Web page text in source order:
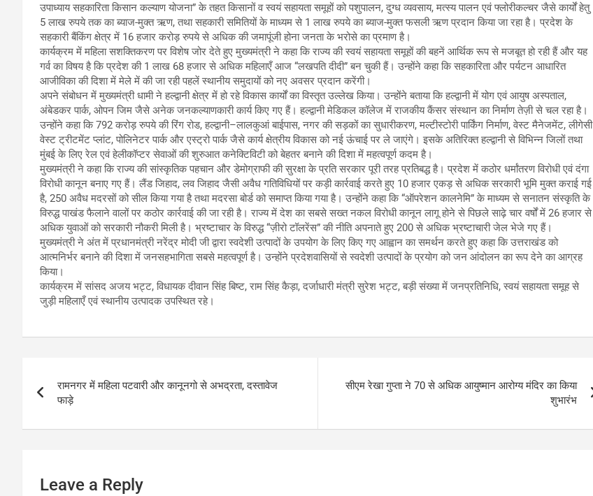
उपाध्याय सहकारिता किसान कल्याण योजना” के तहत किसानों व स्वयं सहायता समूहों को पशुपालन, दुग्ध व्यवसाय, मत्स्य पालन एवं फ्लोरीकल्चर जैसे कार्यों हेतु
5 लाख रुपये तक का ब्याज-मुक्त ऋण, तथा सहकारी समितियों के माध्यम से 1 लाख रुपये का ब्याज-मुक्त फसली ऋण प्रदान किया जा रहा है। प्रदेश के
सहकारी बैंकिंग क्षेत्र में 16 हजार करोड़ रुपये से अधिक की जमापूंजी होना जनता के भरोसे का प्रमाण है।
कार्यक्रम में महिला सशक्तिकरण पर विशेष जोर देते हुए मुख्यमंत्री ने कहा कि राज्य की स्वयं सहायता समूहों की बहनें आर्थिक रूप से मजबूत हो रही हैं और यह
गर्व का विषय है कि प्रदेश की 1 लाख 68 हजार से अधिक महिलाएँ आज “लखपति दीदी” बन चुकी हैं। उन्होंने कहा कि सहकारिता और पर्यटन आधारित
आजीविका की दिशा में मेले में की जा रही पहलें स्थानीय समुदायों को नए अवसर प्रदान करेंगी।
अपने संबोधन में मुख्यमंत्री धामी ने हल्द्वानी क्षेत्र में हो रहे विकास कार्यों का विस्तृत उल्लेख किया। उन्होंने बताया कि हल्द्वानी में योग एवं आयुष अस्पताल,
अंबेडकर पार्क, ओपन जिम जैसे अनेक जनकल्याणकारी कार्य किए गए हैं। हल्द्वानी मेडिकल कॉलेज में राजकीय कैंसर संस्थान का निर्माण तेज़ी से चल रहा है।
उन्होंने कहा कि 792 करोड़ रुपये की रिंग रोड, हल्द्वानी–लालकुआं बाईपास, नगर की सड़कों का सुधारीकरण, मल्टीस्टोरी पार्किंग निर्माण, वेस्ट मैनेजमेंट, लीगेसी
वेस्ट ट्रीटमेंट प्लांट, पोलिनेटर पार्क और एस्ट्रो पार्क जैसे कार्य क्षेत्रीय विकास को नई ऊंचाई पर ले जाएंगे। इसके अतिरिक्त हल्द्वानी से विभिन्न जिलों तथा
मुंबई के लिए रेल एवं हेलीकॉप्टर सेवाओं की शुरुआत कनेक्टिविटी को बेहतर बनाने की दिशा में महत्वपूर्ण कदम है।
मुख्यमंत्री ने कहा कि राज्य की सांस्कृतिक पहचान और डेमोग्राफी की सुरक्षा के प्रति सरकार पूरी तरह प्रतिबद्ध है। प्रदेश में कठोर धर्मांतरण विरोधी एवं दंगा
विरोधी कानून बनाए गए हैं। लैंड जिहाद, लव जिहाद जैसी अवैध गतिविधियों पर कड़ी कार्रवाई करते हुए 10 हजार एकड़ से अधिक सरकारी भूमि मुक्त कराई गई
है, 250 अवैध मदरसों को सील किया गया है तथा मदरसा बोर्ड को समाप्त किया गया है। उन्होंने कहा कि “ऑपरेशन कालनेमि” के माध्यम से सनातन संस्कृति के
विरुद्ध पाखंड फैलाने वालों पर कठोर कार्रवाई की जा रही है। राज्य में देश का सबसे सख्त नकल विरोधी कानून लागू होने से पिछले साढ़े चार वर्षों में 26 हजार से
अधिक युवाओं को सरकारी नौकरी मिली है। भ्रष्टाचार के विरुद्ध “ज़ीरो टॉलरेंस” की नीति अपनाते हुए 200 से अधिक भ्रष्टाचारी जेल भेजे गए हैं।
मुख्यमंत्री ने अंत में प्रधानमंत्री नरेंद्र मोदी जी द्वारा स्वदेशी उत्पादों के उपयोग के लिए किए गए आह्वान का समर्थन करते हुए कहा कि उत्तराखंड को
आत्मनिर्भर बनाने की दिशा में जनसहभागिता सबसे महत्वपूर्ण है। उन्होंने प्रदेशवासियों से स्वदेशी उत्पादों के प्रयोग को जन आंदोलन का रूप देने का आग्रह
किया।
कार्यक्रम में सांसद अजय भट्ट, विधायक दीवान सिंह बिष्ट, राम सिंह कैड़ा, दर्जाधारी मंत्री सुरेश भट्ट, बड़ी संख्या में जनप्रतिनिधि, स्वयं सहायता समूह से
जुड़ी महिलाएँ एवं स्थानीय उत्पादक उपस्थित रहे।
navigation
रामनगर में महिला पटवारी और कानूनगो से अभद्रता, दस्तावेज
फाड़े
सीएम रेखा गुप्ता ने 70 से अधिक आयुष्मान आरोग्य मंदिर का किया
शुभारंभ
Leave a Reply